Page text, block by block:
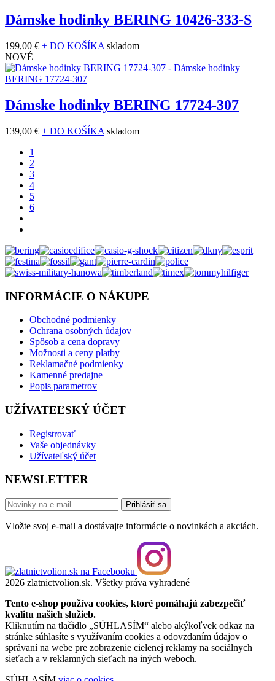
Dámske hodinky BERING 10426-333-S
199,00 € + DO KOŠÍKA skladom
NOVÉ
Dámske hodinky BERING 17724-307
139,00 € + DO KOŠÍKA skladom
1
2
3
4
5
6
INFORMÁCIE O NÁKUPE
Obchodné podmienky
Ochrana osobných údajov
Spôsob a cena dopravy
Možnosti a ceny platby
Reklamačné podmienky
Kamenné predajne
Popis parametrov
UŽÍVATEĽSKÝ ÚČET
Registrovať
Vaše objednávky
Užívateľský účet
NEWSLETTER
Prihlásiť sa
Vložte svoj e-mail a dostávajte informácie o novinkách a akciách.
2026 zlatnictvolion.sk. Všetky práva vyhradené
Tento e-shop používa cookies, ktoré pomáhajú zabezpečiť
kvalitu našich služieb.
Kliknutím na tlačidlo „SÚHLASÍM“ alebo akýkoľvek odkaz na
stránke súhlasíte s využívaním cookies a odovzdaním údajov o
správaní na webe pre zobrazenie cielenej reklamy na sociálnych
sieťach a v reklamných sieťach na iných weboch.